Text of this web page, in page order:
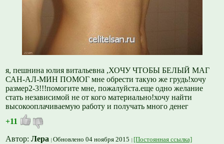
я, пешнина юлия витальевна ,ХОЧУ ЧТОБЫ БЕЛЫЙ МАГ
САН-АЛ-МИН ПОМОГ мне обрести такую же грудь!хочу
размер2-3!!!помогите мне, пожалуйста.еще одно желание
стать независимой не от кого материально!хочу найти
высокооплачиваемую работу и получать много денег
+11
Автор:Лера Обновлено 04 ноября 2015 [Постоянная ссылка]